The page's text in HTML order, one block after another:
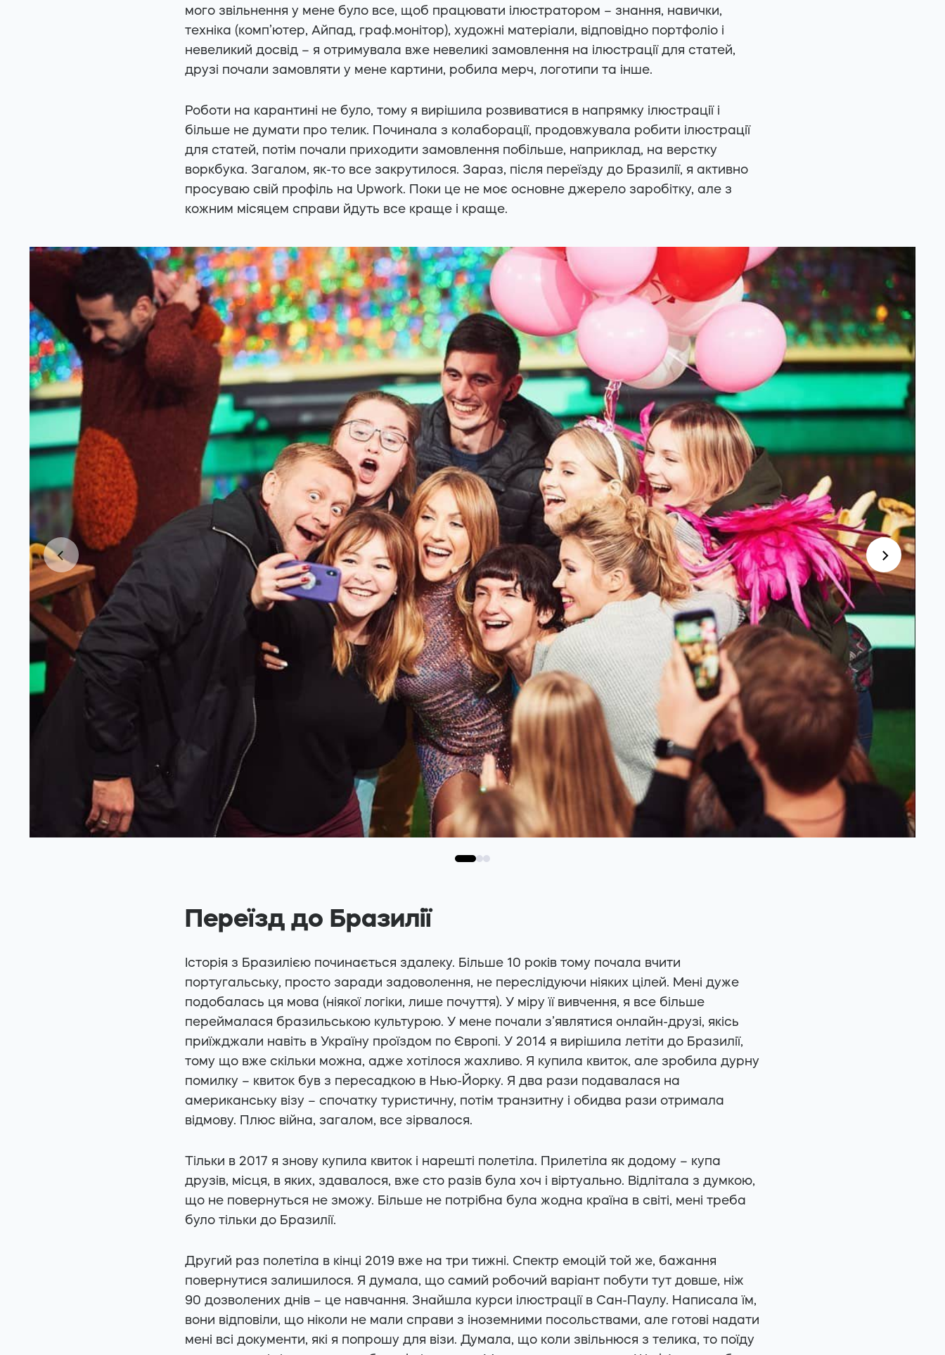
мого звільнення у мене було все, щоб працювати ілюстратором – знання, навички,
техніка (комп’ютер, Айпад, граф.монітор), художні матеріали, відповідно портфоліо і
невеликий досвід – я отримувала вже невеликі замовлення на ілюстрації для статей,
друзі почали замовляти у мене картини, робила мерч, логотипи та інше.
Роботи на карантині не було, тому я вирішила розвиватися в напрямку ілюстрації і
більше не думати про телик. Починала з колаборації, продовжувала робити ілюстрації
для статей, потім почали приходити замовлення побільше, наприклад, на верстку
воркбука. Загалом, як-то все закрутилося. Зараз, після переїзду до Бразилії, я активно
просуваю свій профіль на Upwork. Поки це не моє основне джерело заробітку, але з
кожним місяцем справи йдуть все краще і краще.
Переїзд до Бразилії
Історія з Бразилією починається здалеку. Більше 10 років тому почала вчити
португальську, просто заради задоволення, не переслідуючи ніяких цілей. Мені дуже
подобалась ця мова (ніякої логіки, лише почуття). У міру її вивчення, я все більше
переймалася бразильською культурою. У мене почали з’являтися онлайн-друзі, якісь
приїжджали навіть в Україну проїздом по Європі. У 2014 я вирішила летіти до Бразилії,
тому що вже скільки можна, адже хотілося жахливо. Я купила квиток, але зробила дурну
помилку – квиток був з пересадкою в Нью-Йорку. Я два рази подавалася на
американську візу – спочатку туристичну, потім транзитну і обидва рази отримала
відмову. Плюс війна, загалом, все зірвалося.
Тільки в 2017 я знову купила квиток і нарешті полетіла. Прилетіла як додому – купа
друзів, місця, в яких, здавалося, вже сто разів була хоч і віртуально. Відлітала з думкою,
що не повернуться не зможу. Більше не потрібна була жодна країна в світі, мені треба
було тільки до Бразилії.
Другий раз полетіла в кінці 2019 вже на три тижні. Спектр емоцій той же, бажання
повернутися залишилося. Я думала, що самий робочий варіант побути тут довше, ніж
90 дозволених днів – це навчання. Знайшла курси ілюстрації в Сан-Паулу. Написала їм,
вони відповіли, що ніколи не мали справи з іноземними посольствами, але готові надати
мені всі документи, які я попрошу для візи. Думала, що коли звільнюся з телика, то поїду